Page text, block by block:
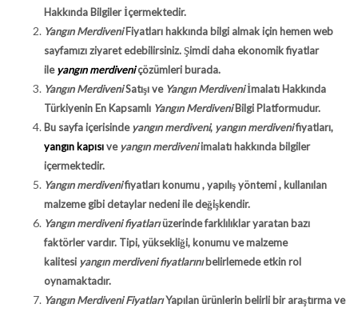
Hakkında Bilgiler İçermektedir.
Yangın MerdiveniFiyatları hakkında bilgi almak için hemen web
sayfamızı ziyaret edebilirsiniz. Şimdi daha ekonomik fiyatlar
ileyangın merdiveniçözümleri burada.
Yangın MerdiveniSatışı ve Yangın Merdiveniİmalatı Hakkında
Türkiyenin En Kapsamlı Yangın MerdiveniBilgi Platformudur.
Bu sayfa içerisindeyangın merdiveni, yangın merdivenifiyatları,
yangın kapısıveyangın merdiveniimalatı hakkında bilgiler
içermektedir.
Yangın merdivenifiyatları konumu , yapılış yöntemi , kullanılan
malzeme gibi detaylar nedeni ile değişkendir.
Yangın merdiveni fiyatlarıüzerinde farklılıklar yaratan bazı
faktörler vardır. Tipi, yüksekliği, konumu ve malzeme
kalitesi yangın merdiveni fiyatlarınıbelirlemede etkin rol
oynamaktadır.
Yangın Merdiveni FiyatlarıYapılan ürünlerin belirli bir araştırma ve